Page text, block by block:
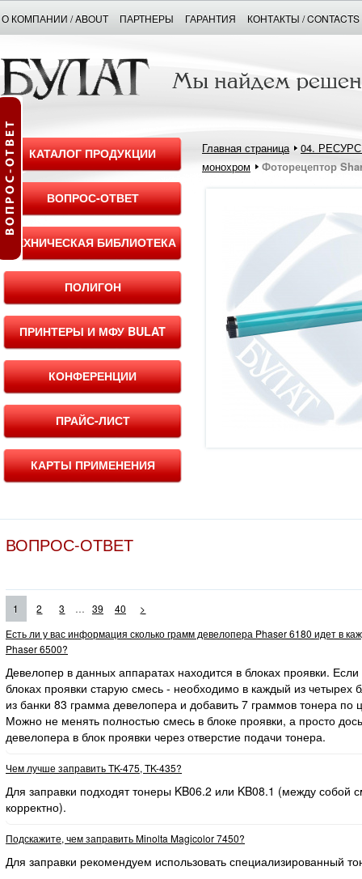
О КОМПАНИИ / ABOUT ПАРТНЕРЫ ГАРАНТИЯ КОНТАКТЫ / CONTACTS
КАТАЛОГ ПРОДУКЦИИ
ВОПРОС-ОТВЕТ
ТЕХНИЧЕСКАЯ БИБЛИОТЕКА
ПОЛИГОН
ПРИНТЕРЫ И МФУ BULAT
КОНФЕРЕНЦИИ
ПРАЙС-ЛИСТ
КАРТЫ ПРИМЕНЕНИЯ
Главная страница
04.
монохром
Фоторецептор
ВОПРОС-ОТВЕТ
1 2 3 ... 39 40
>
Есть ли у вас информация сколько грамм девелопера Phaser 6180 идет в
Phaser 6500?
Девелопер в данных аппаратах находится в блоках проявки.
блоках проявки старую смесь - необходимо в каждый из четырех
из банки 83 грамма девелопера и добавить 7 граммов тонера по
Можно не менять полностью смесь в блоке проявки, а просто
девелопера в блок проявки через отверстие подачи тонера.
Чем лучше заправить TK-475, TK-435?
Для заправки подходят тонеры KB06.2 или KB08.1 (между собой
корректно).
Подскажите, чем заправить Minolta Magicolor 7450?
Для заправки рекомендуем использовать специализированный